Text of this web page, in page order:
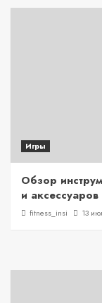
Игры
Обзор
и аксессуаров
fitness_insi 13